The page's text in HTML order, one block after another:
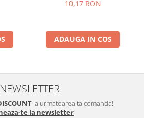
10,17 RON
ADAUGA IN COS
NEWSLETTER
la urmatoarea ta comanda!
te la newsletter